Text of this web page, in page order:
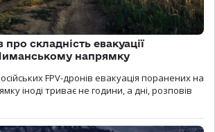
складність евакуації
напрямку
FPV-дронів евакуація поранених на
іноді триває не години, а дні, розповів